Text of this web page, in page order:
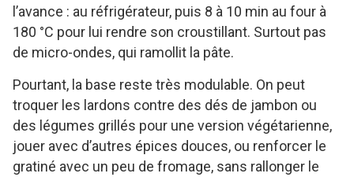
l’avance : au réfrigérateur, puis 8 à 10 min au four à
180 °C pour lui rendre son croustillant. Surtout pas
de micro-ondes, qui ramollit la pâte.
Pourtant, la base reste très modulable. On peut
troquer les lardons contre des dés de jambon ou
des légumes grillés pour une version végétarienne,
jouer avec d’autres épices douces, ou renforcer le
gratiné avec un peu de fromage, sans rallonger le